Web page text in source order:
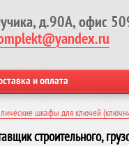
д.90А, офис
и оплата
шкафы для ключей
строительного,